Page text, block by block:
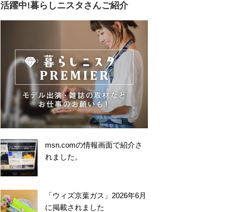
活躍中!暮らしニスタさんご紹介
msn.comの情報画面で紹介さ
れました。
「ウィズ京葉ガス」2026年6月
に掲載されました